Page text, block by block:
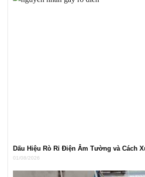
Dấu Hiệu Rò Rỉ Điện Âm Tường và Cách
01/08/2026